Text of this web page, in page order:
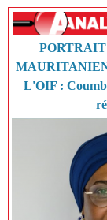
L'OIF :